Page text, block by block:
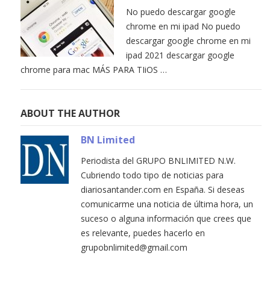
No puedo descargar google
chrome en mi ipad No puedo
descargar google chrome en mi
ipad 2021 descargar google
chrome para mac MÁS PARA TIiOS …
ABOUT THE AUTHOR
BN Limited
Periodista del GRUPO BNLIMITED N.W.
Cubriendo todo tipo de noticias para
diariosantander.com en España. Si deseas
comunicarme una noticia de última hora, un
suceso o alguna información que crees que
es relevante, puedes hacerlo en
grupobnlimited@gmail.com